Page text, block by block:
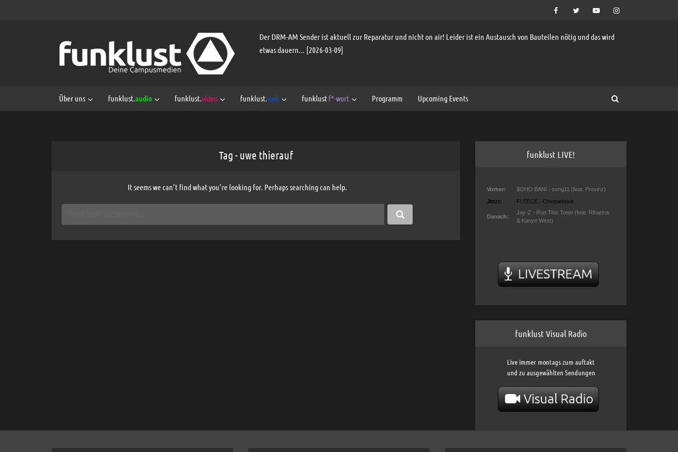
Der DRM-AM Sender ist aktuell zur Reparatur und nicht on air! Leider ist ein Austausch von Bauteilen nötig und das wird
etwas dauern... [2026-03-09]
Über uns funklust.audio funklust.video funklust.web funklust f*-wort Programm Upcoming Events
Tag - uwe thierauf
It seems we can’t find what you’re looking for. Perhaps searching can help.
funklust LIVE!
funklust Visual Radio
Live immer montags zum auftakt
und zu ausgewählten Sendungen